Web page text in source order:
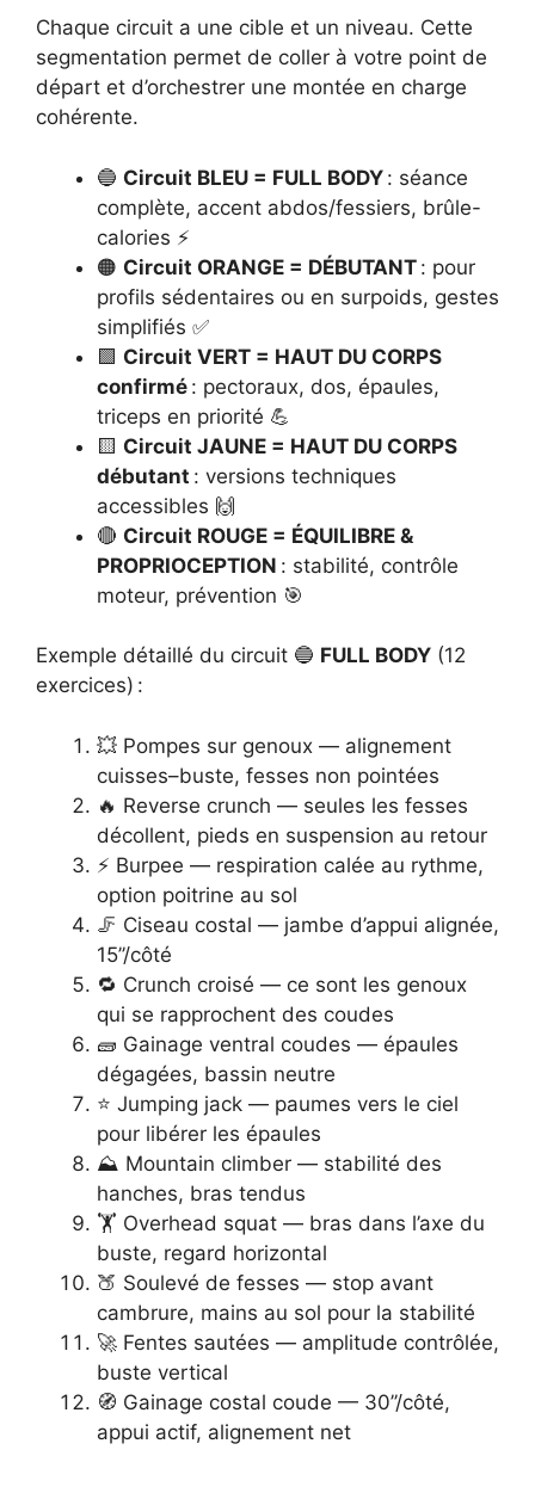
Chaque circuit a une cible et un niveau. Cette
segmentation permet de coller à votre point de
départ et d’orchestrer une montée en charge
cohérente.
🔵 Circuit BLEU = FULL BODY : séance
complète, accent abdos/fessiers, brûle-
calories ⚡
🟠 Circuit ORANGE = DÉBUTANT : pour
profils sédentaires ou en surpoids, gestes
simplifiés ✅
🟩 Circuit VERT = HAUT DU CORPS
confirmé : pectoraux, dos, épaules,
triceps en priorité 💪
🟨 Circuit JAUNE = HAUT DU CORPS
débutant : versions techniques
accessibles 🙌
🔴 Circuit ROUGE = ÉQUILIBRE &
PROPRIOCEPTION : stabilité, contrôle
moteur, prévention 🎯
Exemple détaillé du circuit 🔵 FULL BODY (12
exercices) :
💥 Pompes sur genoux — alignement
cuisses–buste, fesses non pointées
🔥 Reverse crunch — seules les fesses
décollent, pieds en suspension au retour
⚡ Burpee — respiration calée au rythme,
option poitrine au sol
🦵 Ciseau costal — jambe d’appui alignée,
15’’/côté
🔁 Crunch croisé — ce sont les genoux
qui se rapprochent des coudes
🧱 Gainage ventral coudes — épaules
dégagées, bassin neutre
⭐ Jumping jack — paumes vers le ciel
pour libérer les épaules
⛰️ Mountain climber — stabilité des
hanches, bras tendus
🏋️ Overhead squat — bras dans l’axe du
buste, regard horizontal
🍑 Soulevé de fesses — stop avant
cambrure, mains au sol pour la stabilité
🚀 Fentes sautées — amplitude contrôlée,
buste vertical
🧭 Gainage costal coude — 30’’/côté,
appui actif, alignement net